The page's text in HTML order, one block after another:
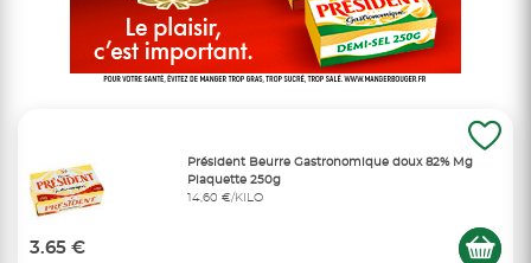
Président Beurre Gastronomique doux 82% Mg
Plaquette 250g
14,60 €/KILO
3.65 €